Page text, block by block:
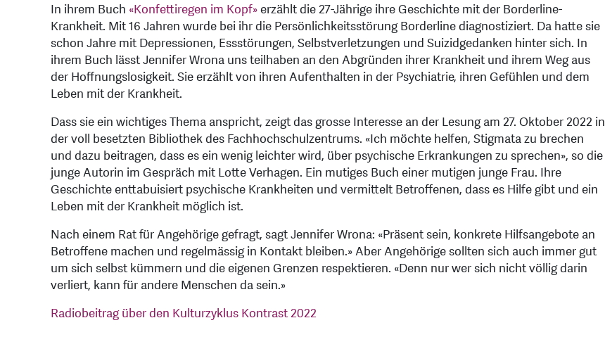
In ihrem Buch «Konfettiregen im Kopf»erzählt die 27-Jährige ihre Geschichte mit der Borderline-
Krankheit. Mit 16 Jahren wurde bei ihr die Persönlichkeitsstörung Borderline diagnostiziert. Da hatte sie
schon Jahre mit Depressionen, Essstörungen, Selbstverletzungen und Suizidgedanken hinter sich. In
ihrem Buch lässt Jennifer Wrona uns teilhaben an den Abgründen ihrer Krankheit und ihrem Weg aus
der Hoffnungslosigkeit. Sie erzählt von ihren Aufenthalten in der Psychiatrie, ihren Gefühlen und dem
Leben mit der Krankheit.
Dass sie ein wichtiges Thema anspricht, zeigt das grosse Interesse an der Lesung am 27. Oktober 2022 in
der voll besetzten Bibliothek des Fachhochschulzentrums. «Ich möchte helfen, Stigmata zu brechen
und dazu beitragen, dass es ein wenig leichter wird, über psychische Erkrankungen zu sprechen», so die
junge Autorin im Gespräch mit Lotte Verhagen. Ein mutiges Buch einer mutigen junge Frau. Ihre
Geschichte enttabuisiert psychische Krankheiten und vermittelt Betroffenen, dass es Hilfe gibt und ein
Leben mit der Krankheit möglich ist.
Nach einem Rat für Angehörige gefragt, sagt Jennifer Wrona: «Präsent sein, konkrete Hilfsangebote an
Betroffene machen und regelmässig in Kontakt bleiben.» Aber Angehörige sollten sich auch immer gut
um sich selbst kümmern und die eigenen Grenzen respektieren. «Denn nur wer sich nicht völlig darin
verliert, kann für andere Menschen da sein.»
Radiobeitrag über den Kulturzyklus Kontrast 2022